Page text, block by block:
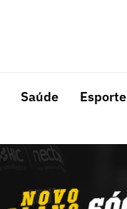
Saúde Esporte